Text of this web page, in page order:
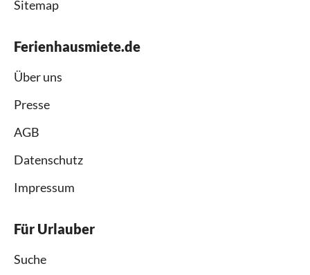
Sitemap
Ferienhausmiete.de
Über uns
Presse
AGB
Datenschutz
Impressum
Für Urlauber
Suche